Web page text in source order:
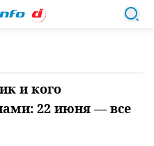
и кого
22 июня — все